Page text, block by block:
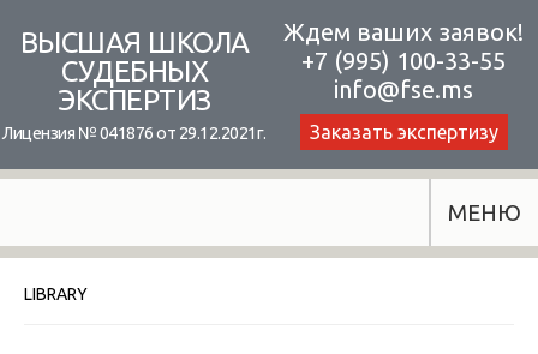
content
ВЫСШАЯ ШКОЛА
СУДЕБНЫХ
ЭКСПЕРТИЗ
Лицензия № 041876 от 29.12.2021г.
Ждем ваших заявок!
+7 (995) 100-33-55
info@fse.ms
Заказать экспертизу
МЕНЮ
LIBRARY